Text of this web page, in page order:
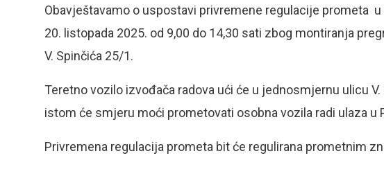
Obavještavamo o uspostavi privremene regulacije prometa
20. listopada 2025. od 9,00 do 14,30 sati zbog montiranja
V. Spinčića 25/1.
Teretno vozilo izvođača radova ući će u jednosmjernu ulicu
istom će smjeru moći prometovati osobna vozila radi ulaza u
Privremena regulacija prometa bit će regulirana prometnim